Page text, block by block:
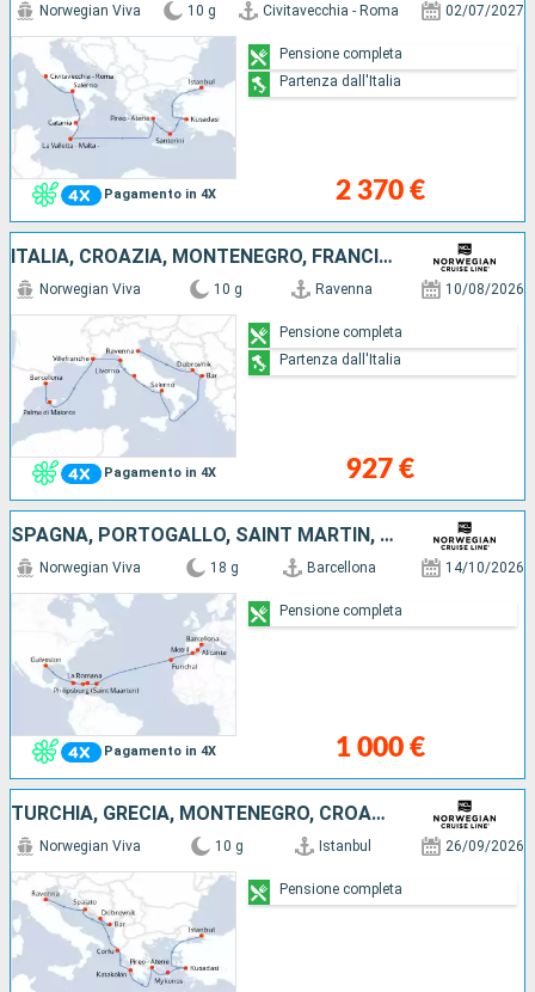
Pagamento in 4X
Norwegian Viva 10 g Civitavecchia - Roma 02/07/2027
2 370 €
Pensione completa
Partenza dall'Italia
ITALIA, CROAZIA, MONTENEGRO, FRANCIA, MAIORCA, SPAGNA
Pagamento in 4X
Norwegian Viva 10 g Ravenna 10/08/2026
927 €
Pensione completa
Partenza dall'Italia
SPAGNA, PORTOGALLO, SAINT MARTIN, REPUBBLICA DOMINICANA, GIAMAICA, STATI UNITI
Pagamento in 4X
Norwegian Viva 18 g Barcellona 14/10/2026
1 000 €
Pensione completa
TURCHIA, GRECIA, MONTENEGRO, CROAZIA, ITALIA
Norwegian Viva 10 g Istanbul 26/09/2026
Pensione completa